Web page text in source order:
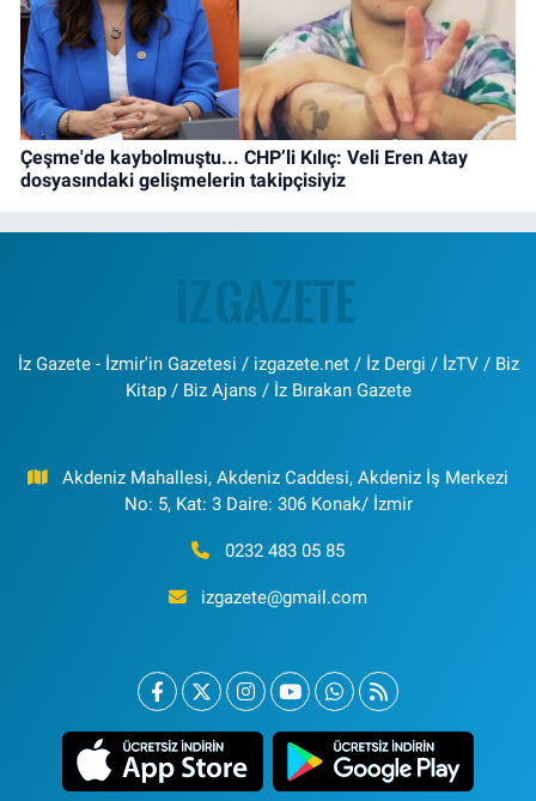
Çeşme'de kaybolmuştu... CHP’li Kılıç: Veli Eren Atay
dosyasındaki gelişmelerin takipçisiyiz
İz Gazete - İzmir'in Gazetesi / izgazete.net / İz Dergi / İzTV / Biz
Kitap / Biz Ajans / İz Bırakan Gazete
Akdeniz Mahallesi, Akdeniz Caddesi, Akdeniz İş Merkezi
No: 5, Kat: 3 Daire: 306 Konak/ İzmir
0232 483 05 85
izgazete@gmail.com